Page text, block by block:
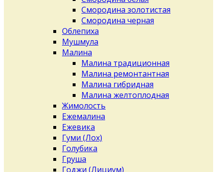
Смородина золотистая
Смородина черная
Облепиха
Мушмула
Малина
Малина традиционная
Малина ремонтантная
Малина гибридная
Малина желтоплодная
Жимолость
Ежемалина
Ежевика
Гуми (Лох)
Голубика
Груша
Годжи (Лициум)